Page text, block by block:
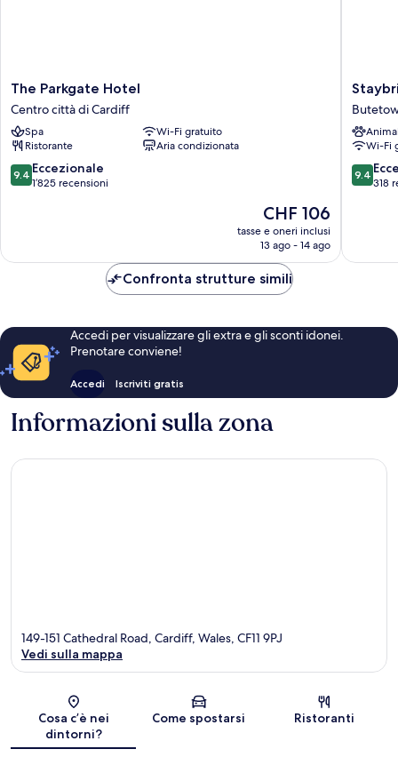
The
Parkgate
Hotel
Centro
città
di
Cardiff
The Parkgate Hotel
Centro città di Cardiff
Spa
Wi-Fi gratuito
Ristorante
Aria condizionata
9.4
su
9.4 Eccezionale
1’825 recensioni
Il
prezzo
attuale
CHF 106
CHF 106
tasse e oneri inclusi
13 ago - 14 ago
Suites
Cardiff
by
IHGWi-Fi
9.4
su
9.4
318
Confronta strutture simili
Accedi per visualizzare gli extra e gli sconti idonei.
Prenotare conviene!
Accedi Iscriviti gratis
Informazioni sulla zona
Mappa
149-151 Cathedral Road, Cardiff, Wales, CF11 9PJ
Vedi sulla mappa
Cosa c’è nei
dintorni?
Come spostarsi Ristoranti